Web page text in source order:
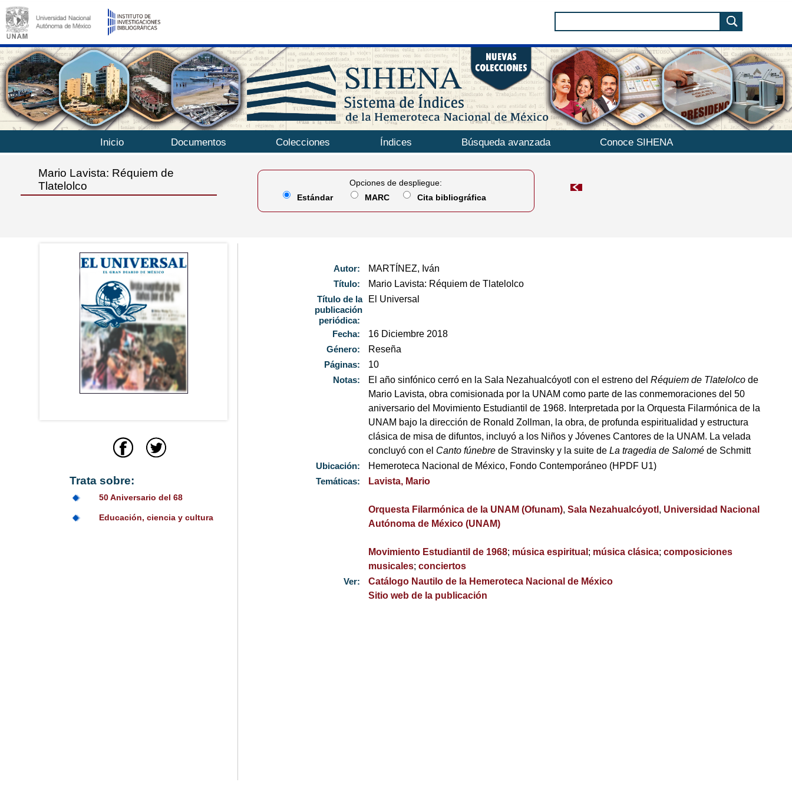
Inicio Documentos Colecciones Índices Búsqueda avanzada Conoce SIHENA
Mario Lavista: Réquiem de
Tlatelolco
Opciones de despliegue:
Estándar
MARC Cita bibliográfica
Trata sobre:
50 Aniversario del 68
Educación, ciencia y cultura
Autor:
MARTÍNEZ, Iván
Título:
Mario Lavista: Réquiem de Tlatelolco
Título de la
publicación
periódica:
El Universal
Fecha:
16 Diciembre 2018
Género:
Reseña
Páginas:
10
Notas:
El año sinfónico cerró en la Sala Nezahualcóyotl con el estreno delRéquiem de Tlatelolco de
Mario Lavista, obra comisionada por la UNAM como parte de las conmemoraciones del 50
aniversario del Movimiento Estudiantil de 1968. Interpretada por la Orquesta Filarmónica de la
UNAM bajo la dirección de Ronald Zollman, la obra, de profunda espiritualidad y estructura
clásica de misa de difuntos, incluyó a los Niños y Jóvenes Cantores de la UNAM. La velada
concluyó con el Canto fúnebre de Stravinsky y la suite deLa tragedia de Salomé de Schmitt
Ubicación:
Hemeroteca Nacional de México, Fondo Contemporáneo (HPDF U1)
Temáticas:
Lavista, Mario
Orquesta Filarmónica de la UNAM (Ofunam),Sala Nezahualcóyotl , Universidad Nacional
Autónoma de México (UNAM)
Movimiento Estudiantil de 1968; música espiritual ; música clásica;composiciones
musicales;conciertos
Ver:
Catálogo Nautilo de la Hemeroteca Nacional de México
Sitio web de la publicación